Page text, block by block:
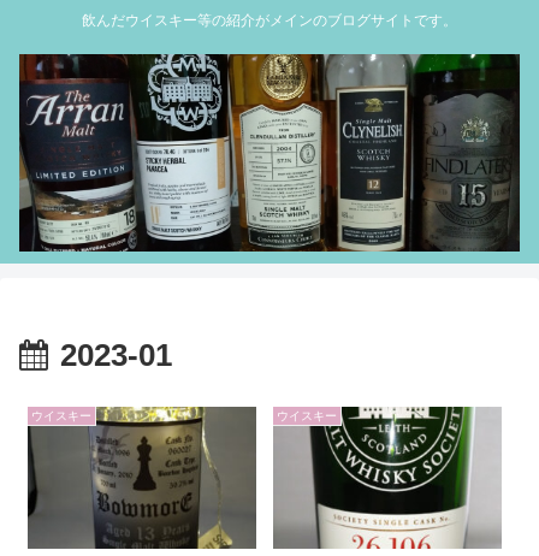
飲んだウイスキー等の紹介がメインのブログサイトです。
2023-01
ウイスキー ウイスキー